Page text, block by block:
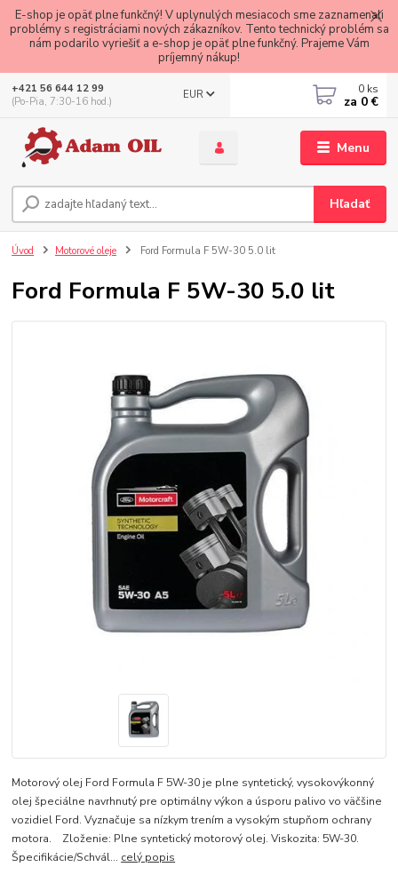
E-shop je opäť plne funkčný! V uplynulých mesiacoch sme zaznamenali
problémy s registráciami nových zákazníkov. Tento technický problém sa
nám podarilo vyriešiť a e-shop je opäť plne funkčný. Prajeme Vám
príjemný nákup!
Menu
EUR
Hľadať
+421 56 644 12 99
(Po-Pia, 7:30-16 hod.)
0 ks
za 0 €
Úvod Motorové oleje Ford Formula F 5W-30 5.0 lit
Ford Formula F 5W-30 5.0 lit
Motorový olej Ford Formula F 5W-30 je plne syntetický, vysokovýkonný
olej špeciálne navrhnutý pre optimálny výkon a úsporu palivo vo väčšine
vozidiel Ford. Vyznačuje sa nízkym trením a vysokým stupňom ochrany
motora. Zloženie: Plne syntetický motorový olej. Viskozita: 5W-30.
Špecifikácie/Schvál... celý popis